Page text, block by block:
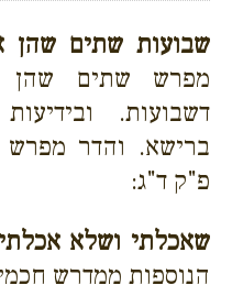
שבועות שתים שהן
מפרש שתים שהן
דשבועות.
ברישא. והדר
פ"ק ד"ג:
שאכלתי ושלא אכלתי
הנוספות ממדרש